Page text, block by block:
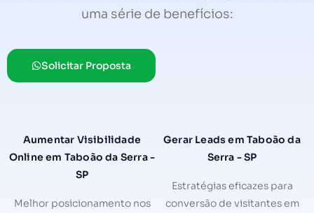
uma série de benefícios:
Solicitar Proposta
Aumentar Visibilidade
Online em Taboão da Serra -
SP
Melhor posicionamento nos
Gerar Leads em Taboão da
Serra - SP
Estratégias eficazes para
conversão de visitantes em